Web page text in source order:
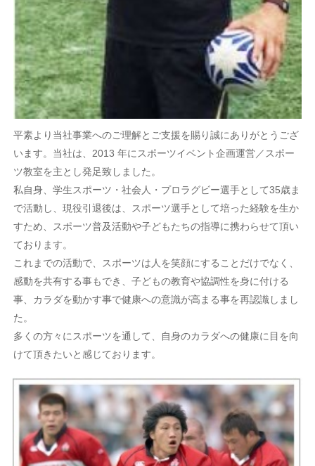
平素より当社事業へのご理解とご支援を賜り誠にありがとうござ
います。当社は、2013 年にスポーツイベント企画運営／スポー
ツ教室を主とし発足致しました。
私自身、学生スポーツ・社会人・プロラグビー選手として35歳ま
で活動し、現役引退後は、スポーツ選手として培った経験を生か
すため、スポーツ普及活動や子どもたちの指導に携わらせて頂い
ております。
これまでの活動で、スポーツは人を笑顔にすることだけでなく、
感動を共有する事もでき、子どもの教育や協調性を身に付ける
事、カラダを動かす事で健康への意識が高まる事を再認識しまし
た。
多くの方々にスポーツを通して、自身のカラダへの健康に目を向
けて頂きたいと感じております。